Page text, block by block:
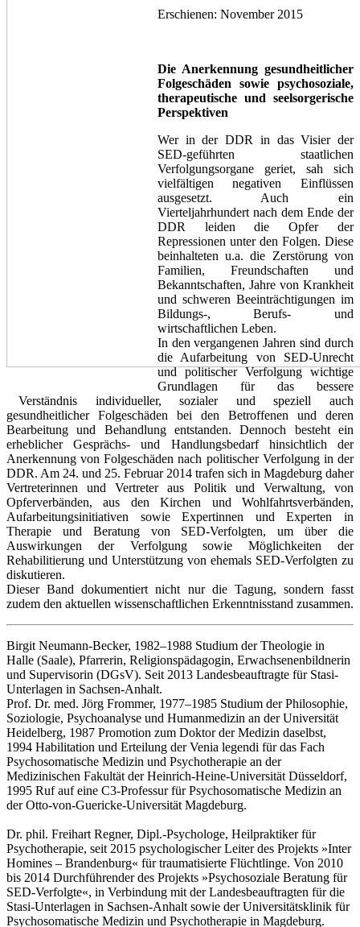
Erschienen: November 2015
Die Anerkennung gesundheitlicher
Folgeschäden sowie psychosoziale,
therapeutische und seelsorgerische
Perspektiven
Wer in der DDR in das Visier der
SED-geführten staatlichen
Verfolgungsorgane geriet, sah sich
vielfältigen negativen Einflüssen
ausgesetzt. Auch ein
Vierteljahrhundert nach dem Ende der
DDR leiden die Opfer der
Repressionen unter den Folgen. Diese
beinhalteten u.a. die Zerstörung von
Familien, Freundschaften und
Bekanntschaften, Jahre von Krankheit
und schweren Beeinträchtigungen im
Bildungs-, Berufs- und
wirtschaftlichen Leben.
In den vergangenen Jahren sind durch
die Aufarbeitung von SED-Unrecht
und politischer Verfolgung wichtige
Grundlagen für das bessere
Verständnis individueller, sozialer und speziell auch
gesundheitlicher Folgeschäden bei den Betroffenen und deren
Bearbeitung und Behandlung entstanden. Dennoch besteht ein
erheblicher Gesprächs- und Handlungsbedarf hinsichtlich der
Anerkennung von Folgeschäden nach politischer Verfolgung in der
DDR. Am 24. und 25. Februar 2014 trafen sich in Magdeburg daher
Vertreterinnen und Vertreter aus Politik und Verwaltung, von
Opferverbänden, aus den Kirchen und Wohlfahrtsverbänden,
Aufarbeitungsinitiativen sowie Expertinnen und Experten in
Therapie und Beratung von SED-Verfolgten, um über die
Auswirkungen der Verfolgung sowie Möglichkeiten der
Rehabilitierung und Unterstützung von ehemals SED-Verfolgten zu
diskutieren.
Dieser Band dokumentiert nicht nur die Tagung, sondern fasst
zudem den aktuellen wissenschaftlichen Erkenntnisstand zusammen.
Birgit Neumann-Becker, 1982–1988 Studium der Theologie in
Halle (Saale), Pfarrerin, Religionspädagogin, Erwachsenenbildnerin
und Supervisorin (DGsV). Seit 2013 Landesbeauftragte für Stasi-
Unterlagen in Sachsen-Anhalt.
Prof. Dr. med. Jörg Frommer, 1977–1985 Studium der Philosophie,
Soziologie, Psychoanalyse und Humanmedizin an der Universität
Heidelberg, 1987 Promotion zum Doktor der Medizin daselbst,
1994 Habilitation und Erteilung der Venia legendi für das Fach
Psychosomatische Medizin und Psychotherapie an der
Medizinischen Fakultät der Heinrich-Heine-Universität Düsseldorf,
1995 Ruf auf eine C3-Professur für Psychosomatische Medizin an
der Otto-von-Guericke-Universität Magdeburg.
Dr. phil. Freihart Regner, Dipl.-Psychologe, Heilpraktiker für
Psychotherapie, seit 2015 psychologischer Leiter des Projekts »Inter
Homines – Brandenburg« für traumatisierte Flüchtlinge. Von 2010
bis 2014 Durchführender des Projekts »Psychosoziale Beratung für
SED-Verfolgte«, in Verbindung mit der Landesbeauftragten für die
Stasi-Unterlagen in Sachsen-Anhalt sowie der Universitätsklinik für
Psychosomatische Medizin und Psychotherapie in Magdeburg.